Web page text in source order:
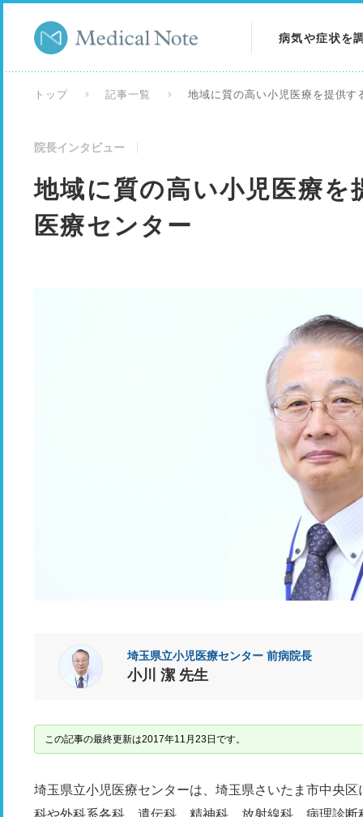
病気や症状を
トップ 記事一覧 地域に質の高い小児医療を提供
院長インタビュー
地域に質の高い小児医療を
医療センター
埼玉県立小児医療センター 前病院長
小川 潔 先生
この記事の最終更新は2017年11月23日です。
埼玉県立小児医療センターは、埼玉県さいたま市中央
科や外科系各科、遺伝科、精神科、放射線科、病理診